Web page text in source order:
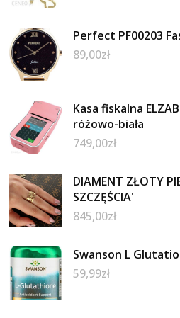
Perfect PF00203
89,00zł
Kasa fiskalna
różowo-biała
749,00zł
DIAMENT ZŁOTY
SZCZĘŚCIA'
845,00zł
Swanson L
59,99zł